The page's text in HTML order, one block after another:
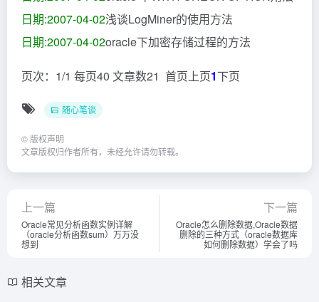
日期:2007-04-02浅谈LogMiner的使用方法
日期:2007-04-02oracle下加密存储过程的方法
页次：1/1 每页40 文章数21 首页上页1下页
随心笔谈
© 版权声明
文章版权归作者所有，未经允许请勿转载。
上一篇
Oracle常见分析函数实例详解
（oracle分析函数sum）万万没
想到
下一篇
Oracle怎么删除数据,Oracle数据
删除的三种方式（oracle数据库
如何删除数据）学会了吗
相关文章